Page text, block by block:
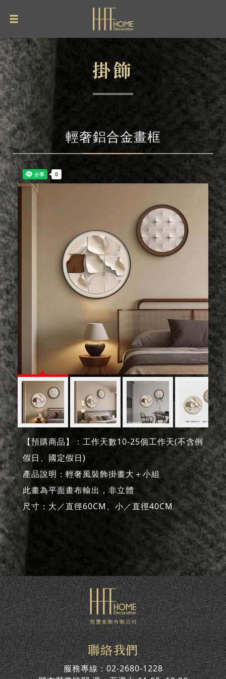
掛飾
輕奢鋁合金畫框
【預購商品】：工作天數10-25個工作天(不含例
假日、國定假日)
產品說明：輕奢風裝飾掛畫大＋小組
此畫為平面畫布輸出，非立體
尺寸：大／直徑60CM、小／直徑40CM
聯絡我們
服務專線：02-2680-1228